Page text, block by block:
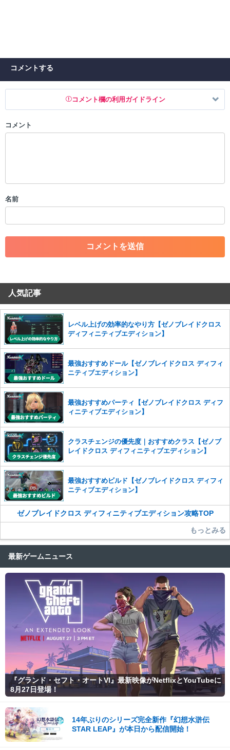
コメントする
コメント欄の利用ガイドライン
以下の書き込みを禁止とし、場合によってはコメント削除や書き込み制
・一度削除された投稿を再び投稿すること
・アカウントの売買など金銭が絡む内容の投稿
・各ゲームのネタバレを含む内容の投稿
・その他、管理者が不適切と判断した投稿
コメントの削除を申請する
せていただきます。ご了承ください。
※一度削除したコメントは復元ができませんのでご注意くだ
さい。
また、過度な利用規約の違反や、弊社に損害の及ぶ内容の書き込みがあ
った場合は、法的措置をとらせていただく場合もございますので、あら
かじめご理解くださいませ。
コメント
名前
人気記事
レベル上げの効率的なやり方【ゼノブレイドクロス
ディフィニティブエディション】
最強おすすめドール【ゼノブレイドクロス ディフィ
ニティブエディション】
最強おすすめパーティ【ゼノブレイドクロス ディフ
ィニティブエディション】
クラスチェンジの優先度｜おすすめクラス【ゼノブ
レイドクロス ディフィニティブエディション】
最強おすすめビルド【ゼノブレイドクロス ディフィ
ニティブエディション】
ゼノブレイドクロス ディフィニティブエディション攻略TOP
もっとみる
最新ゲームニュース
『グランド・セフト・オートVI』最新映像がNetflixとYouTubeに
8月27日登場！
14年ぶりのシリーズ完全新作『幻想水滸伝
STAR LEAP』が本日から配信開始！